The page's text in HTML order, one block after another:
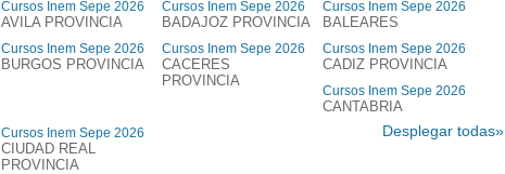
Cursos Inem Sepe 2026
AVILA PROVINCIA
Cursos Inem Sepe 2026
BADAJOZ PROVINCIA
Cursos Inem Sepe 2026
BALEARES
Cursos Inem Sepe 2026
BURGOS PROVINCIA
Cursos Inem Sepe 2026
CACERES
PROVINCIA
Cursos Inem Sepe 2026
CADIZ PROVINCIA
Cursos Inem Sepe 2026
CANTABRIA
Cursos Inem Sepe 2026
CIUDAD REAL
PROVINCIA
Desplegar todas»